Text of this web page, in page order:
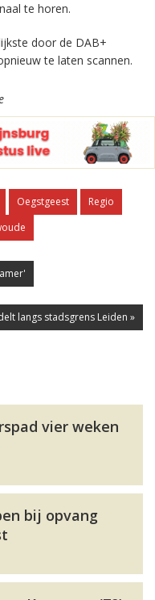
te horen.
door de DAB+
te laten scannen.
Oegstgeest
Regio
langs stadsgrens Leiden »
vier weken
bij opvang